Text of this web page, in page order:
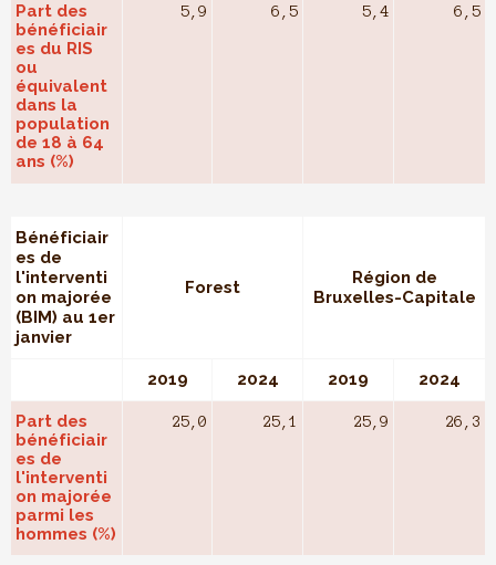
Part des
bénéficiair
es du RIS
ou
équivalent
dans la
population
de 18 à 64
ans (%)
5,9 6,5 5,4 6,5
Bénéficiair
es de
l'interventi
on majorée
(BIM) au 1er
janvier
Forest
Région de
Bruxelles-Capitale
2019 2024 2019 2024
Part des
bénéficiair
es de
l'interventi
on majorée
parmi les
hommes (%)
25,0 25,1 25,9 26,3